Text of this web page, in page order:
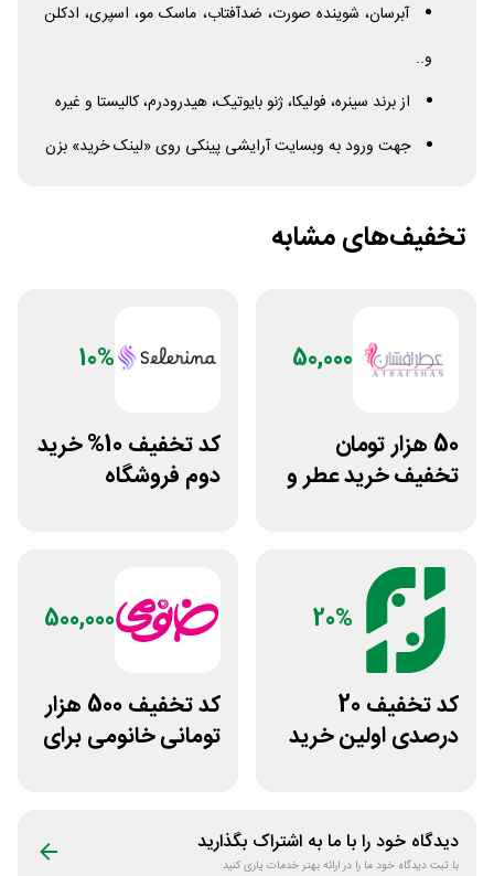
آبرسان، شوینده صورت، ضدآفتاب، ماسک مو، اسپری، ادکلن
و..
از برند سینره، فولیکا، ژنو بایوتیک، هیدرودرم، کالیستا و غیره
جهت ورود به وبسایت آرایشی پینکی روی «لینک خرید» بزن
تخفیف‌های مشابه
50,000
50 هزار تومان
تخفیف خرید عطر و
10%
کد تخفیف 10% خرید
دوم فروشگاه
20%
کد تخفیف 20
درصدی اولین خرید
500,000
کد تخفیف 500 هزار
تومانی خانومی برای
دیدگاه خود را با ما به اشتراک بگذارید
با ثبت دیدگاه خود ما را در ارائه بهتر خدمات یاری کنید